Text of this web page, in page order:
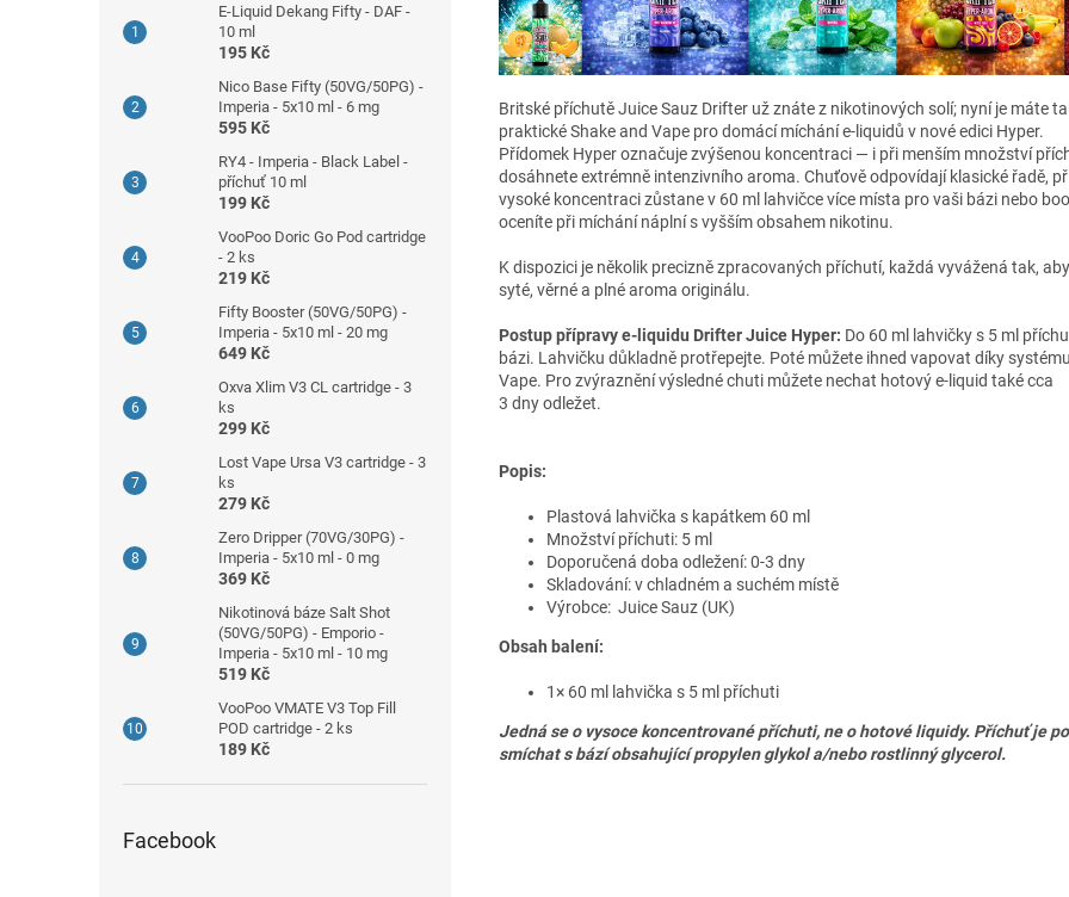
E-Liquid Dekang Fifty - DAF -
10 ml
195 Kč
Nico Base Fifty (50VG/50PG) -
Imperia - 5x10 ml - 6 mg
595 Kč
RY4 - Imperia - Black Label -
příchuť 10 ml
199 Kč
VooPoo Doric Go Pod cartridge
- 2 ks
219 Kč
Fifty Booster (50VG/50PG) -
Imperia - 5x10 ml - 20 mg
649 Kč
Oxva Xlim V3 CL cartridge - 3
ks
299 Kč
Lost Vape Ursa V3 cartridge - 3
ks
279 Kč
Zero Dripper (70VG/30PG) -
Imperia - 5x10 ml - 0 mg
369 Kč
Nikotinová báze Salt Shot
(50VG/50PG) - Emporio -
Imperia - 5x10 ml - 10 mg
519 Kč
VooPoo VMATE V3 Top Fill
POD cartridge - 2 ks
189 Kč
Facebook
Britské příchutě Juice Sauz Drifter už znáte z nikotinových solí; nyní je máte
praktické Shake and Vape pro domácí míchání e-liquidů v nové edici Hyper.
Přídomek Hyper označuje zvýšenou koncentraci — i při menším množství
dosáhnete extrémně intenzivního aroma. Chuťově odpovídají klasické řadě,
vysoké koncentraci zůstane v 60 ml lahvičce více místa pro vaši bázi nebo
oceníte při míchání náplní s vyšším obsahem nikotinu.
K dispozici je několik precizně zpracovaných příchutí, každá vyvážená tak,
syté, věrné a plné aroma originálu.
Postup přípravy e-liquidu Drifter Juice Hyper: Do 60 ml lahvičky s 5 ml
bázi. Lahvičku důkladně protřepejte. Poté můžete ihned vapovat díky
Vape. Pro zvýraznění výsledné chuti můžete nechat hotový e-liquid také cca
3 dny odležet.
Popis:
Plastová lahvička s kapátkem 60 ml
Množství příchuti: 5 ml
Doporučená doba odležení: 0-3 dny
Skladování: v chladném a suchém místě
Výrobce: Juice Sauz (UK)
Obsah balení:
1× 60 ml lahvička s 5 ml příchuti
Jedná se o vysoce koncentrované příchuti, ne o hotové liquidy. Příchuť je
smíchat s bází obsahující propylen glykol a/nebo rostlinný glycerol.